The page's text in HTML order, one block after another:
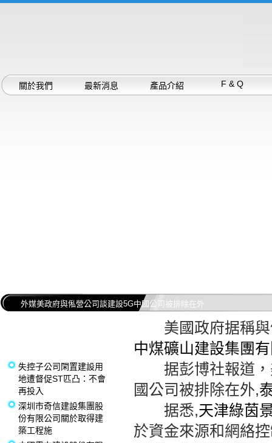
關於我們 最新消息 產品介紹 F & Q
外媒美政府與俬營公司談建設5G中國公司被排除在外
失控子公司閑置建設用
地遭督促ST匹凸：不會
再投入
深圳市奇信建設集團股
份有限公司關於取得建
築工程施
美國政府据稱與
中煤礦山建設集團
据彭博社報道，
國公司被排除在外,
据悉,天津綠茵
於資金來源和網絡